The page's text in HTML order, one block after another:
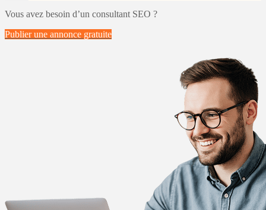
Vous avez besoin d’un consultant SEO ?
Publier une annonce gratuite